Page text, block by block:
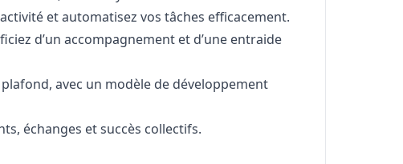
et automatisez vos tâches efficacement.
d’un accompagnement et d’une entraide
avec un modèle de développement
échanges et succès collectifs.